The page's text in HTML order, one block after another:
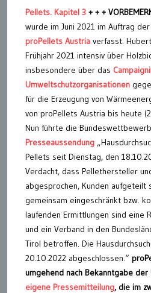
Pellets. Kapitel 3 + + +
wurde im Juni 2021 im Auftrag
proPellets Austria verfasst.
Frühjahr 2021 intensiv über
insbesondere über das
Umweltschutzorganisationen
für die Erzeugung von
von proPellets Austria bis heute
Nun führte die
Presseaussendung
Pellets seit Dienstag, den
Verdacht, dass Pellethersteller
abgesprochen, Kunden aufgeteilt
gemeinsam eingeschränkt bzw.
laufenden Ermittlungen sind eine
und ein Verband in den
Tirol betroffen. Die
20.10.2022 abgeschlossen.“
umgehend nach Bekanntgabe
eigene Pressemitteilung, die im